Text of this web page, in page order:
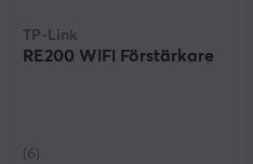
TP-Link
RE200 WiFi Förstärkare
(6)